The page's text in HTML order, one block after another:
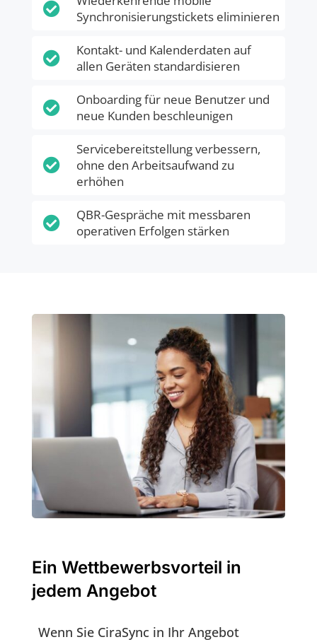

Synchronisierungstickets eliminieren

Kontakt- und Kalenderdaten auf
allen Geräten standardisieren

Onboarding für neue Benutzer und
neue Kunden beschleunigen

Servicebereitstellung verbessern,
ohne den Arbeitsaufwand zu
erhöhen

QBR-Gespräche mit messbaren
operativen Erfolgen stärken
Ein Wettbewerbsvorteil in
jedem Angebot
Wenn Sie CiraSync in Ihr Angebot